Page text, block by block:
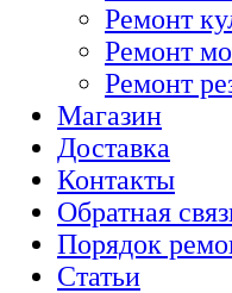
Ремонт
Ремонт
Ремонт
Магазин
Доставка
Контакты
Обратная
Порядок
Статьи